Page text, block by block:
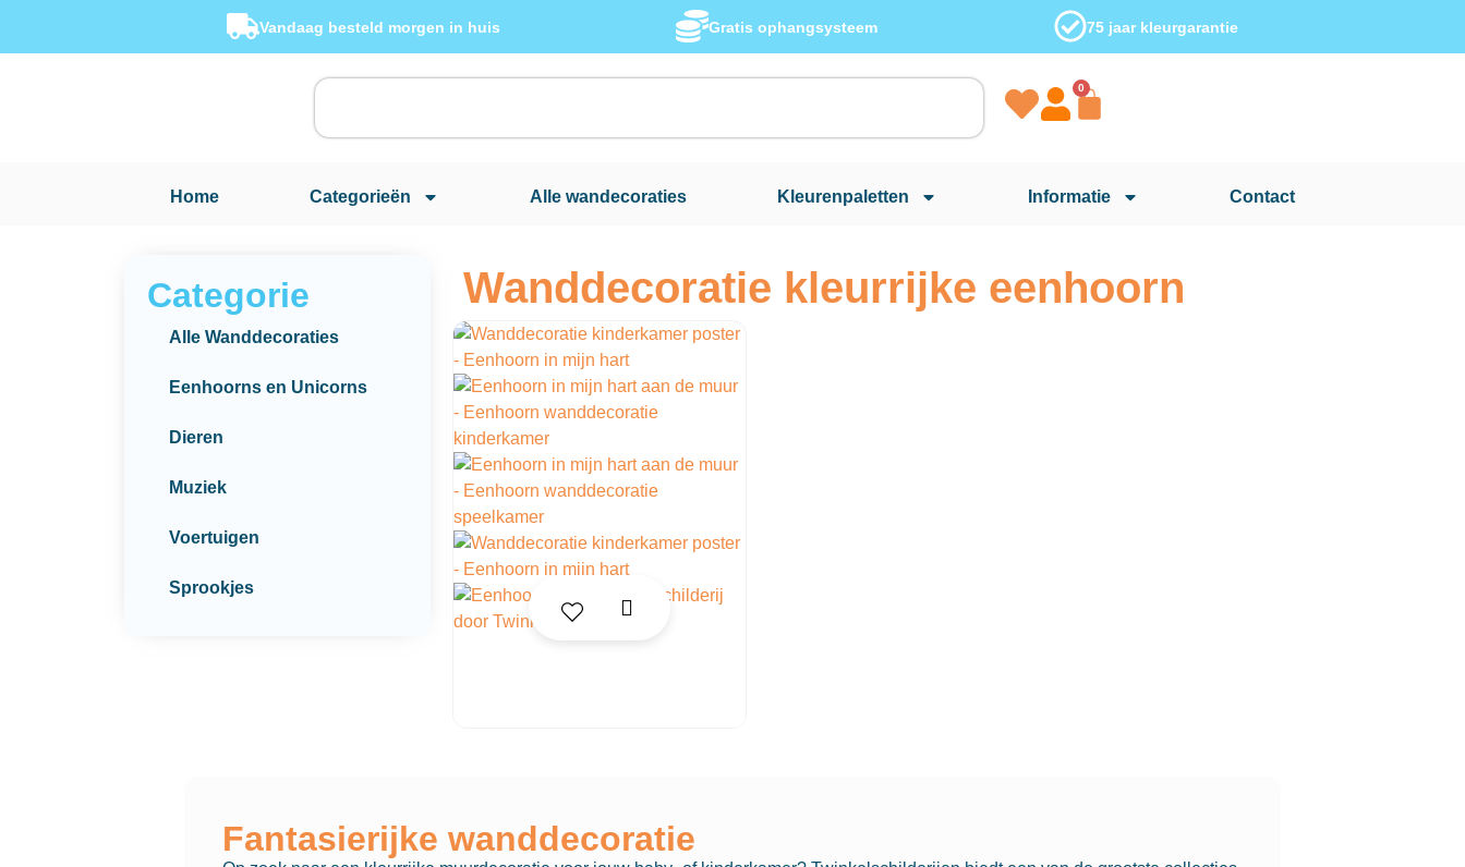
Vandaag besteld morgen in huis Gratis ophangsysteem 75 jaar kleurgarantie
0
Home Categorieën Alle wandecoraties Kleurenpaletten Informatie Contact
Categorie
Alle Wanddecoraties
Eenhoorns en Unicorns
Dieren
Muziek
Voertuigen
Sprookjes
Wanddecoratie kleurrijke eenhoorn
Fantasierijke wanddecoratie